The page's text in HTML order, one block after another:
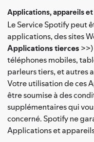
Applications, appareils
Le Service Spotify peut
applications, des sites
Applications tierces
téléphones mobiles,
parleurs tiers, et autres
Votre utilisation de ces
être soumise à des
supplémentaires qui
concerné. Spotify ne
Applications et